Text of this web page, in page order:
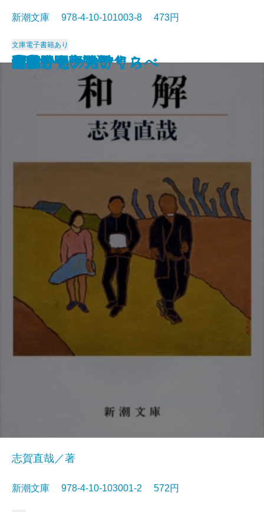
猟銃・闘牛
ヴェルレーヌ詩集
草枕
斜陽
高村光太郎詩集
歌行燈・高野聖
土
真実一路
老妓抄
坊っちゃん
新潮文庫 978-4-10-101003-8 473円
文庫電子書籍あり
和解
志賀直哉／著
新潮文庫 978-4-10-103001-2 572円
ヰタ・セクスアリス
出家とその弟子
にごりえ・たけくらべ
武蔵野
白痴
青年
雁
それから
門